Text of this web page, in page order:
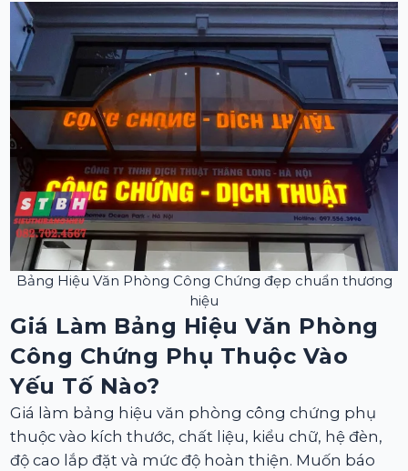
Bảng Hiệu Văn Phòng Công Chứng đẹp chuẩn thương
hiệu
Giá Làm Bảng Hiệu Văn Phòng
Công Chứng Phụ Thuộc Vào
Yếu Tố Nào?
Giá làm bảng hiệu văn phòng công chứng phụ
thuộc vào kích thước, chất liệu, kiểu chữ, hệ đèn,
độ cao lắp đặt và mức độ hoàn thiện. Muốn báo